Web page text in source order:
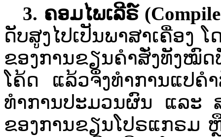
3. ຄອມ​ໄພ​ເລີ​ຣ໌​ (
ດັບ​ສູງ​ໄປ​ເປັນ​ພາສາ​ເຄື່ອງ​
ຂອງ​ການ​ຂຽນ​ຄຳ​ສັ່ງ​ທັງ​ໝົດ​
ໂຄ້ດ​ ແລ້ວ​ຈຶ່ງ​ທຳການ​ແປ​ຄຳ​
ທຳການ​ປະ​ມວນ​ຜົນ​ ແລະ
ຂອງ​ການ​ຂຽນ​ໂປຣ​ແກຣມ​